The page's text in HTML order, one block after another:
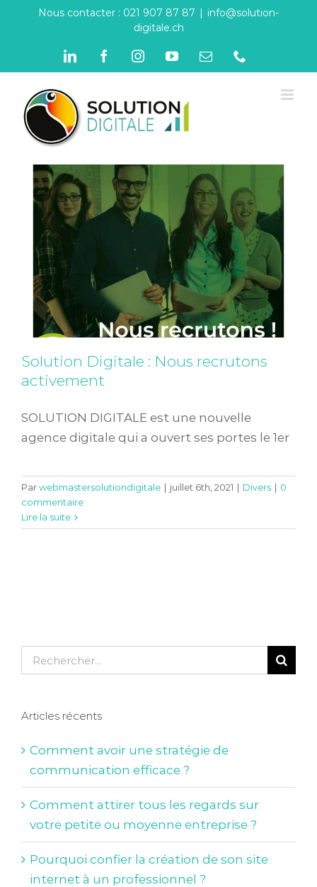
Nous contacter : 021 907 87 87
info@solution-
digitale.ch
LinkedInFacebookInstagramYouTubeEmail
Solution Digitale : Nous recrutons
activement
Divers
Solution Digitale : Nous recrutons
activement
SOLUTION DIGITALE est une nouvelle
agence digitale qui a ouvert ses portes le 1er
Parwebmastersolutiondigitale | juillet 6th, 2021 | Divers | 0
commentaire
Lire la suite
Rechercher:
Articles récents
Comment avoir une stratégie de
communication efficace ?
Comment attirer tous les regards sur
votre petite ou moyenne entreprise ?
Pourquoi confier la création de son site
internet à un professionnel ?